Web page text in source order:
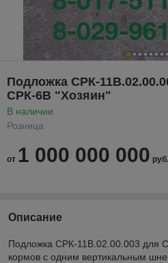
Подложка СРК-
СРК-6В "Хозяин"
В наличии
Розница
от 1 000 000 000 руб.
Описание
Подложка СРК-11В.02.00.003 для
кормов с одним вертикальным